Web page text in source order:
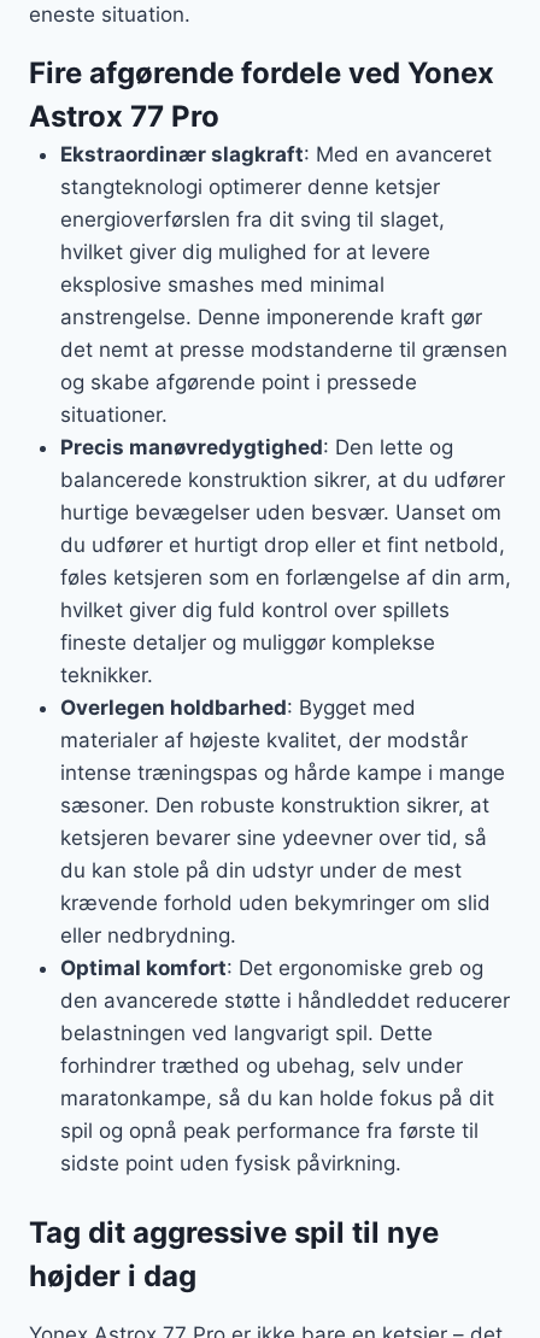
eneste situation.
Fire afgørende fordele ved Yonex
Astrox 77 Pro
Ekstraordinær slagkraft: Med en avanceret
stangteknologi optimerer denne ketsjer
energioverførslen fra dit sving til slaget,
hvilket giver dig mulighed for at levere
eksplosive smashes med minimal
anstrengelse. Denne imponerende kraft gør
det nemt at presse modstanderne til grænsen
og skabe afgørende point i pressede
situationer.
Precis manøvredygtighed: Den lette og
balancerede konstruktion sikrer, at du udfører
hurtige bevægelser uden besvær. Uanset om
du udfører et hurtigt drop eller et fint netbold,
føles ketsjeren som en forlængelse af din arm,
hvilket giver dig fuld kontrol over spillets
fineste detaljer og muliggør komplekse
teknikker.
Overlegen holdbarhed: Bygget med
materialer af højeste kvalitet, der modstår
intense træningspas og hårde kampe i mange
sæsoner. Den robuste konstruktion sikrer, at
ketsjeren bevarer sine ydeevner over tid, så
du kan stole på din udstyr under de mest
krævende forhold uden bekymringer om slid
eller nedbrydning.
Optimal komfort: Det ergonomiske greb og
den avancerede støtte i håndleddet reducerer
belastningen ved langvarigt spil. Dette
forhindrer træthed og ubehag, selv under
maratonkampe, så du kan holde fokus på dit
spil og opnå peak performance fra første til
sidste point uden fysisk påvirkning.
Tag dit aggressive spil til nye
højder i dag